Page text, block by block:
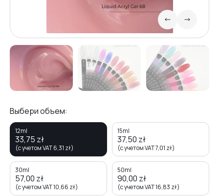
Выбери объем:
12ml
33,75 zł
(с учетом VAT6,31 zł)
15ml
37,50 zł
(с учетом VAT7,01 zł)
30ml
57,00 zł
(с учетом VAT10,66 zł)
50ml
90,00 zł
(с учетом VAT16,83 zł)